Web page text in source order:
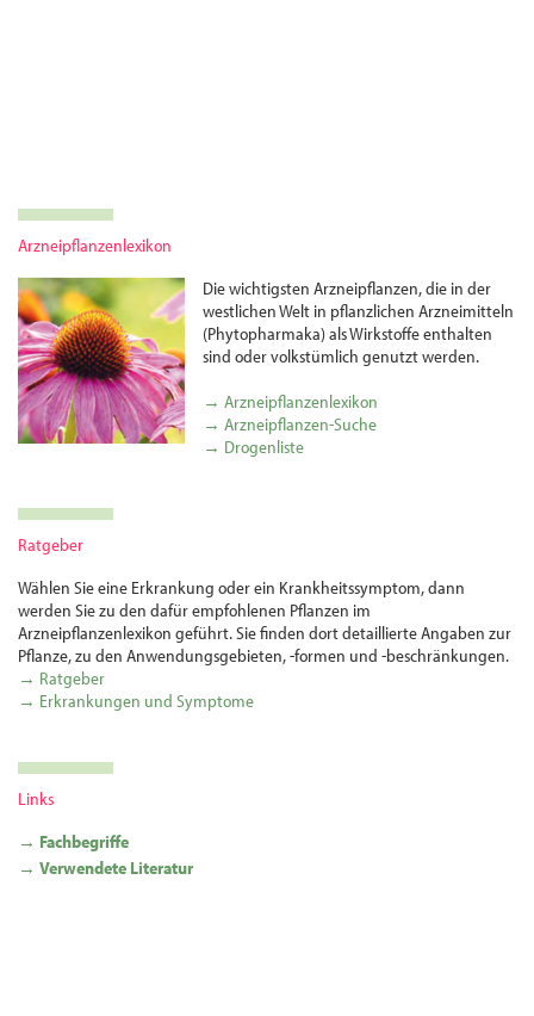
Arzneipflanzenlexikon
Die wichtigsten Arznei­pflanzen, die in der
westlichen Welt in pflanzlichen Arznei­mitteln
(Phytopharmaka) als Wirkstoffe enthalten
sind oder volks­tümlich genutzt werden.
→ Arzneipflanzenlexikon
→ Arzneipflanzen-Suche
→ Drogenliste
Ratgeber
Wählen Sie eine Erkrankung oder ein Krankheitssymptom, dann
werden Sie zu den dafür empfohlenen Pflanzen im
Arzneipflanzenlexikon geführt. Sie finden dort detaillierte Angaben zur
Pflanze, zu den Anwendungsgebieten, -formen und -beschränkungen.
→ Ratgeber
→ Erkrankungen und Symptome
Links
→ Fachbegriffe
→ Verwendete Literatur